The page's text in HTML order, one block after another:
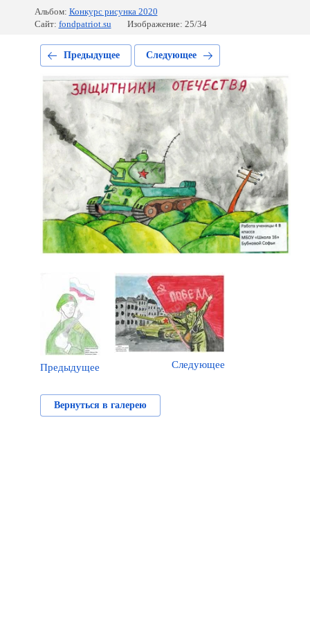
Альбом: Конкурс рисунка 2020
Сайт: fondpatriot.su Изображение: 25/34
Предыдущее Следующее
Предыдущее Следующее
Вернуться в галерею